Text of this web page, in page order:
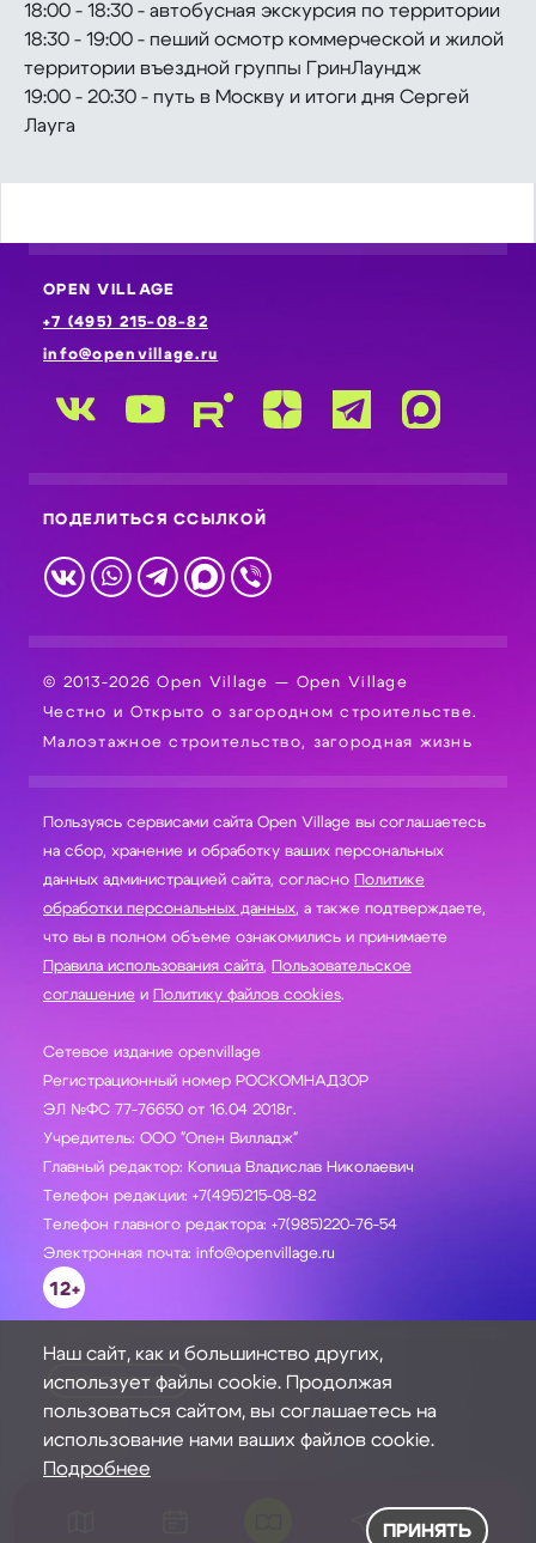
18:00 - 18:30 - автобусная экскурсия по территории
18:30 - 19:00 - пеший осмотр коммерческой и жилой
территории въездной группы ГринЛаундж
19:00 - 20:30 - путь в Москву и итоги дня Сергей
Лауга
OPEN VILLAGE
+7 (495) 215-08-82
info@openvillage.ru
ПОДЕЛИТЬСЯ ССЫЛКОЙ
© 2013-2026 Open Village — Open Village
Честно и Открыто о загородном строительстве.
Малоэтажное строительство, загородная жизнь
Пользуясь сервисами сайта Open Village вы соглашаетесь
на сбор, хранение и обработку ваших персональных
данных администрацией сайта, согласно Политике
обработки персональных данных, а также подтверждаете,
что вы в полном объеме ознакомились и принимаете
Правила использования сайта, Пользовательское
соглашение и Политику файлов cookies.
Сетевое издание openvillage
Регистрационный номер РОСКОМНАДЗОР
ЭЛ №ФС 77-76650 от 16.04 2018г.
Учредитель: ООО "Опен Вилладж"
Главный редактор: Копица Владислав Николаевич
Телефон редакции: +7(495)215-08-82
Телефон главного редактора: +7(985)220-76-54
Электронная почта: info@openvillage.ru
12+
ЗАДАТЬ ВОПРОС
Наш сайт, как и большинство других,
использует файлы cookie. Продолжая
пользоваться сайтом, вы соглашаетесь на
использование нами ваших файлов cookie.
Подробнее
ПРИНЯТЬ